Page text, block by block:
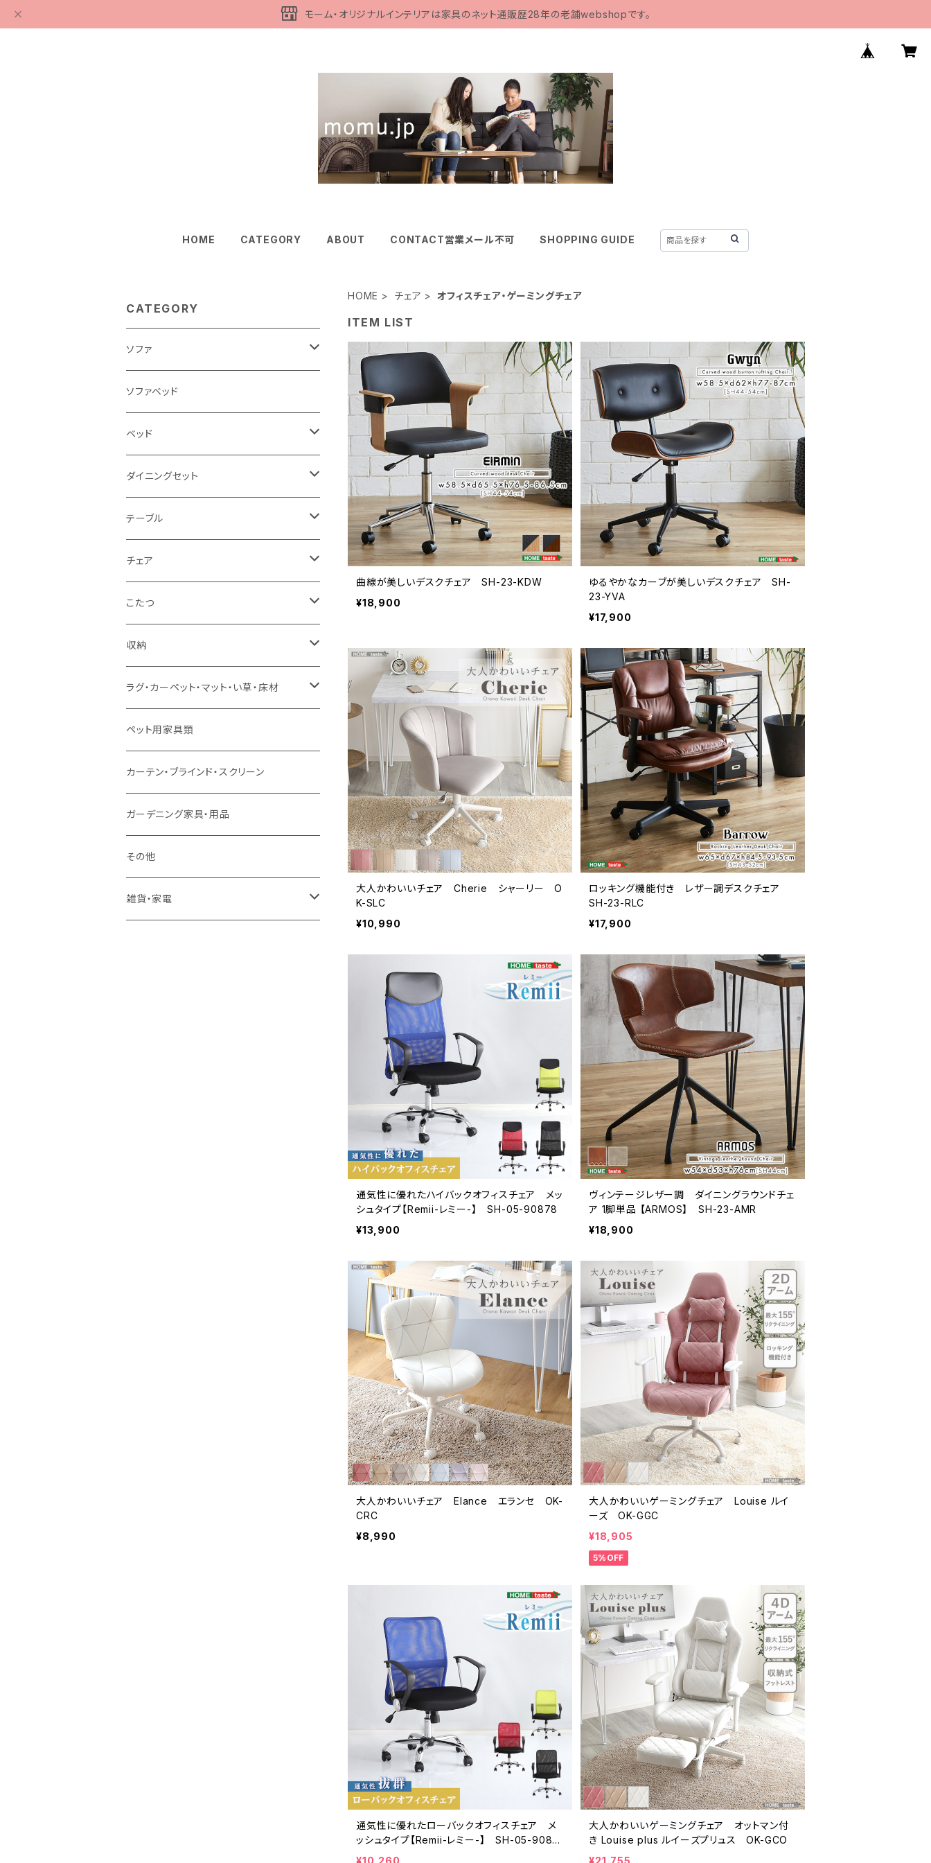
モーム・オリジナルインテリアは家具のネット通販歴28年の老舗webshopです。
HOME CATEGORY ABOUT CONTACT営業メール不可 SHOPPING GUIDE
HOME チェア オフィスチェア・ゲーミングチェア
ITEM LIST
曲線が美しいデスクチェア SH-23-KDW
¥18,900
ゆるやかなカーブが美しいデスクチェア SH-
23-YVA
¥17,900
大人かわいいチェア Cherie シャーリー O
K-SLC
¥10,990
ロッキング機能付き レザー調デスクチェア
SH-23-RLC
¥17,900
通気性に優れたハイバックオフィスチェア メッ
シュタイプ【Remii-レミー-】 SH-05-90878
¥13,900
ヴィンテージレザー調 ダイニングラウンドチェ
ア 1脚単品 【ARMOS】 SH-23-AMR
¥18,900
大人かわいいチェア Elance エランセ OK-
CRC
¥8,990
大人かわいいゲーミングチェア Louise ルイ
ーズ OK-GGC
¥18,905
5%OFF
通気性に優れたローバックオフィスチェア メ
ッシュタイプ【Remii-レミー-】 SH-05-9087
4
¥10,260
大人かわいいゲーミングチェア オットマン付
き Louise plus ルイーズプリュス OK-GCO
¥21,755
CATEGORY
ソファ
3人掛け
2.5人掛け
2人掛け
1人掛け
カウチソファ
コーナーソファ
ソファセット
スツール・オットマン
ソファ付属品
クッション・座椅子
ソファベッド
ベッド
シングルサイズ以下（フレームのみ）
セミダブルサイズ（フレームのみ）
ダブルサイズ（フレームのみ）
ワイドダブルサイズ以上（フレームのみ）
シングルサイズ以下（マットレス付）
セミダブルサイズ（マットレス付）
ダブルサイズ（マットレス付）
ダブルサイズ以上（マットレス付）
ロフトベッド
二段ベッド
マットレス
ダイニングセット
ダイニング3点セット以下
ダイニング4点セット
ダイニング5点・6点セット
ダイニング7点セット以上
テーブル
センターテーブル
ダイニングテーブル
カウンターテーブル
リフティングテーブル
サイドテーブル・コーヒーテーブル
デスク
チェア
ダイニングチェア
カウンターチェア
キッズチェア
オフィスチェア・ゲーミングチェア
ダイニングベンチ・スツール
こたつ
こたつテーブル
こたつ布団
コタツ・布団セット
収納
本棚・シェルフ
食器棚・収納庫
レンジ台・カウンター
ラック
TVボード
キャビネット・飾り棚
ラグ・カーペット・マット・い草・床材
マット・フロアタイル
ラグ
カーペット
ペット用家具類
カーテン・ブラインド・スクリーン
ガーデニング家具・用品
その他
雑貨・家電